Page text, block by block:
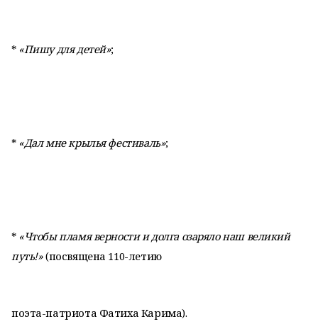
* «Пишу для детей»;
* «Дал мне крылья фестиваль»;
* «Чтобы пламя верности и долга озаряло наш великий
путь!»(посвящена 110-летию
поэта-патриота Фатиха Карима).